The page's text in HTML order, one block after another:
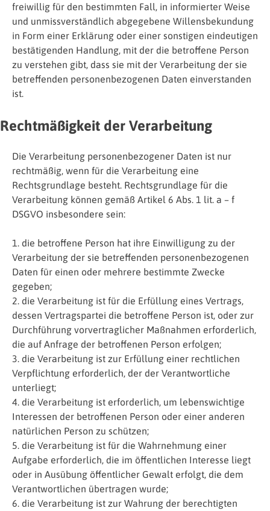
freiwillig für den bestimmten Fall, in informierter Weise
und unmissverständlich abgegebene Willensbekundung
in Form einer Erklärung oder einer sonstigen eindeutigen
bestätigenden Handlung, mit der die betroffene Person
zu verstehen gibt, dass sie mit der Verarbeitung der sie
betreffenden personenbezogenen Daten einverstanden
ist.
Rechtmäßigkeit der Verarbeitung
Die Verarbeitung personenbezogener Daten ist nur
rechtmäßig, wenn für die Verarbeitung eine
Rechtsgrundlage besteht. Rechtsgrundlage für die
Verarbeitung können gemäß Artikel 6 Abs. 1 lit. a – f
DSGVO insbesondere sein:
1. die betroffene Person hat ihre Einwilligung zu der
Verarbeitung der sie betreffenden personenbezogenen
Daten für einen oder mehrere bestimmte Zwecke
gegeben;
2. die Verarbeitung ist für die Erfüllung eines Vertrags,
dessen Vertragspartei die betroffene Person ist, oder zur
Durchführung vorvertraglicher Maßnahmen erforderlich,
die auf Anfrage der betroffenen Person erfolgen;
3. die Verarbeitung ist zur Erfüllung einer rechtlichen
Verpflichtung erforderlich, der der Verantwortliche
unterliegt;
4. die Verarbeitung ist erforderlich, um lebenswichtige
Interessen der betroffenen Person oder einer anderen
natürlichen Person zu schützen;
5. die Verarbeitung ist für die Wahrnehmung einer
Aufgabe erforderlich, die im öffentlichen Interesse liegt
oder in Ausübung öffentlicher Gewalt erfolgt, die dem
Verantwortlichen übertragen wurde;
6. die Verarbeitung ist zur Wahrung der berechtigten